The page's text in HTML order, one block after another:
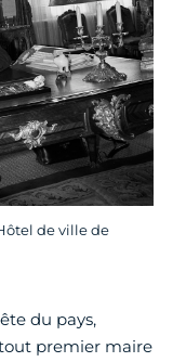
de ville de
du pays,
premier maire